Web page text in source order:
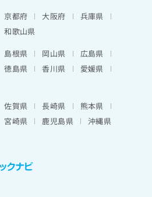
京都府 大阪府
兵庫県
和歌山県
島根県 岡山県
広島県
徳島県 香川県
愛媛県
佐賀県 長崎県
熊本県
宮崎県 鹿児島県 沖縄県